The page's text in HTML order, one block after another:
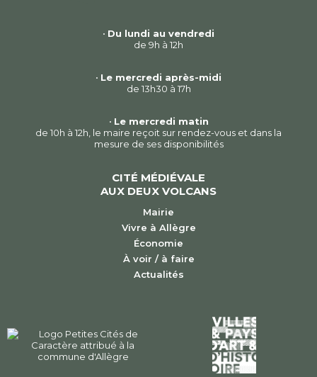
• Du lundi au vendredi
de 9h à 12h
• Le mercredi après-midi
de 13h30 à 17h
• Le mercredi matin
de 10h à 12h, le maire reçoit sur rendez-vous et dans la
mesure de ses disponibilités
CITÉ MÉDIÉVALE
AUX DEUX VOLCANS
Mairie
Vivre à Allègre
Économie
À voir / à faire
Actualités